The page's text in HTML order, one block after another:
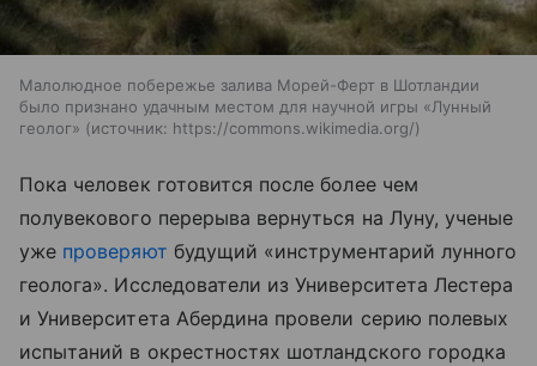
Малолюдное побережье залива Морей-Ферт в Шотландии
было признано удачным местом для научной игры «Лунный
геолог»
источник: https://commons.wikimedia.org/
Пока человек готовится после более чем
полувекового перерыва вернуться на Луну, ученые
уже проверяют будущий «инструментарий лунного
геолога». Исследователи из Университета Лестера
и Университета Абердина провели серию полевых
испытаний в окрестностях шотландского городка